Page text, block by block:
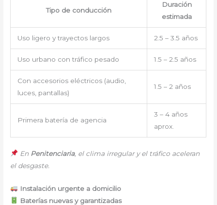
Tipo de conducción
Duración
estimada
Uso ligero y trayectos largos 2.5 – 3.5 años
Uso urbano con tráfico pesado 1.5 – 2.5 años
Con accesorios eléctricos (audio,
luces, pantallas)
1.5 – 2 años
Primera batería de agencia
3 – 4 años
aprox.
En Penitenciaria, el clima irregular y el tráfico aceleran
el desgaste.
Instalación urgente a domicilio
Baterías nuevas y garantizadas